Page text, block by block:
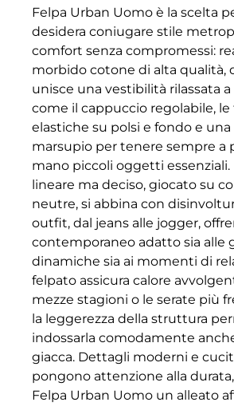
Felpa Urban Uomo è la scelta
desidera coniugare stile
comfort senza compromessi:
morbido cotone di alta qualità,
unisce una vestibilità rilassata
come il cappuccio regolabile,
elastiche su polsi e fondo e una
marsupio per tenere sempre a
mano piccoli oggetti essenziali.
lineare ma deciso, giocato su
neutre, si abbina con
outfit, dal jeans alle jogger,
contemporaneo adatto sia alle
dinamiche sia ai momenti di
felpato assicura calore
mezze stagioni o le serate più
la leggerezza della struttura
indossarla comodamente
giacca. Dettagli moderni e
pongono attenzione alla
Felpa Urban Uomo un alleato